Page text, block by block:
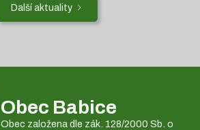
Další aktuality
Obec Babice
Obec založena dle zák. 128/2000 Sb. o